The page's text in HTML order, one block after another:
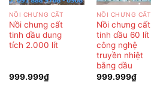
NỒI CHƯNG CẤT
Nồi chưng cất
tinh dầu dung
tích 2.000 lít
999.999₫
NỒI CHƯNG CẤT
Nồi chưng cất
tinh dầu 60 lít
công nghệ
truyền nhiệt
bằng dầu
999.999₫